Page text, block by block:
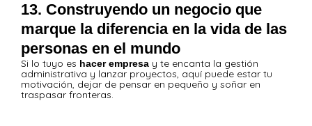
13. Construyendo un negocio que
marque la diferencia en la vida de las
personas en el mundo
Si lo tuyo es hacer empresa y te encanta la gestión
administrativa y lanzar proyectos, aquí puede estar tu
motivación, dejar de pensar en pequeño y soñar en
traspasar fronteras.